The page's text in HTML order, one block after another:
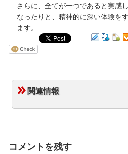
さらに、全てが一つであると実感
なったりと、精神的に深い体験を
ます。 …
関連情報
コメントを残す